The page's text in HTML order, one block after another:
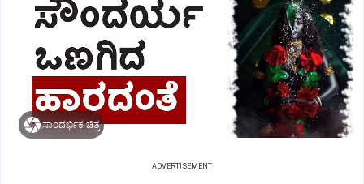
ಸಾಂದರ್ಭಿಕ ಚಿತ್ರ
ADVERTISEMENT